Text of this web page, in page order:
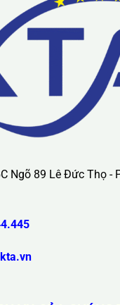
chúng tôi được áp dụng
mãi ưu đãi có giá trị lớn nhất.